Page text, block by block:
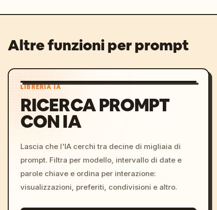
Altre funzioni per prompt
LIBRERIA IA
RICERCA PROMPT
CON IA
Lascia che l'IA cerchi tra decine di migliaia di
prompt. Filtra per modello, intervallo di date e
parole chiave e ordina per interazione:
visualizzazioni, preferiti, condivisioni e altro.